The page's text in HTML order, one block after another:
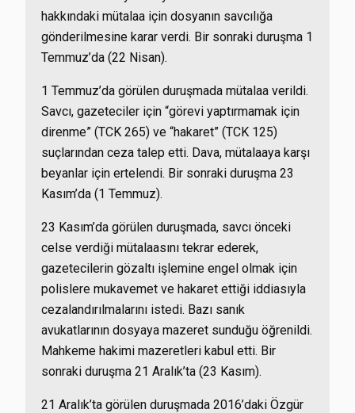
hakkındaki mütalaa için dosyanın savcılığa
gönderilmesine karar verdi. Bir sonraki duruşma 1
Temmuz’da (22 Nisan).
1 Temmuz’da görülen duruşmada mütalaa verildi.
Savcı, gazeteciler için “görevi yaptırmamak için
direnme” (TCK 265) ve “hakaret” (TCK 125)
suçlarından ceza talep etti. Dava, mütalaaya karşı
beyanlar için ertelendi. Bir sonraki duruşma 23
Kasım’da (1 Temmuz).
23 Kasım’da görülen duruşmada, savcı önceki
celse verdiği mütalaasını tekrar ederek,
gazetecilerin gözaltı işlemine engel olmak için
polislere mukavemet ve hakaret ettiği iddiasıyla
cezalandırılmalarını istedi. Bazı sanık
avukatlarının dosyaya mazeret sunduğu öğrenildi.
Mahkeme hakimi mazeretleri kabul etti. Bir
sonraki duruşma 21 Aralık’ta (23 Kasım).
21 Aralık’ta görülen duruşmada 2016’daki Özgür